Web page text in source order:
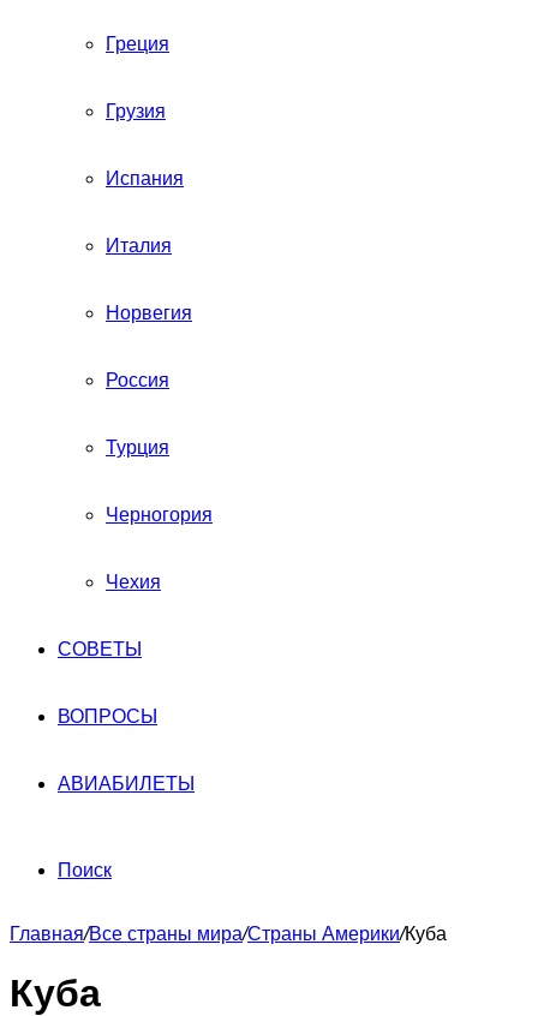
Греция
Грузия
Испания
Италия
Норвегия
Россия
Турция
Черногория
Чехия
СОВЕТЫ
ВОПРОСЫ
АВИАБИЛЕТЫ
Поиск
Главная/Все страны мира/Страны Америки/Куба
Куба